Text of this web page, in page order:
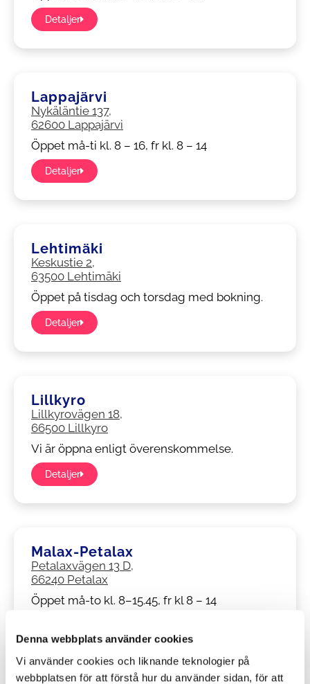
Denna webbplats använder cookies
Vi använder cookies och liknande teknologier på
webbplatsen för att förstå hur du använder sidan, för att
Detaljer
Lappajärvi
Nykäläntie 137,
62600 Lappajärvi
Öppet må-ti kl. 8 – 16, fr kl. 8 – 14
Detaljer
Lehtimäki
Keskustie 2,
63500 Lehtimäki
Öppet på tisdag och torsdag med bokning.
Detaljer
Lillkyro
Lillkyrovägen 18,
66500 Lillkyro
Vi är öppna enligt överenskommelse.
Detaljer
Malax-Petalax
Petalaxvägen 13 D,
66240 Petalax
Öppet må-to kl. 8–15.45, fr kl 8 – 14